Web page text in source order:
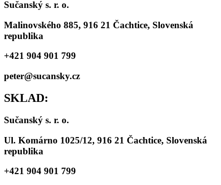
Sučanský s. r. o.
Malinovského 885, 916 21 Čachtice, Slovenská
republika
+421 904 901 799
peter@sucansky.cz
SKLAD:
Sučanský s. r. o.
Ul. Komárno 1025/12, 916 21 Čachtice, Slovenská
republika
+421 904 901 799